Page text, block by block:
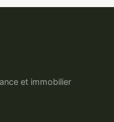
et immobilier